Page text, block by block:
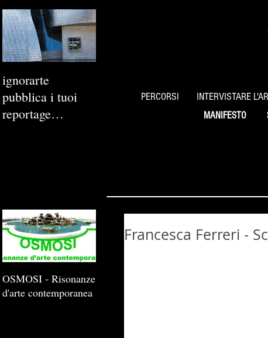
ignorarte
pubblica i tuoi
reportage
PERCORSI INTERVISTARE
MANIFESTO
Francesca Ferreri -
OSMOSI - Risonanze
d'arte contemporanea